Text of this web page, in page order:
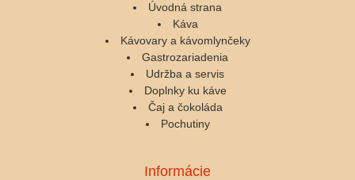
Úvodná strana
Káva
Kávovary a kávomlynčeky
Gastrozariadenia
Udržba a servis
Doplnky ku káve
Čaj a čokoláda
Pochutiny
Informácie